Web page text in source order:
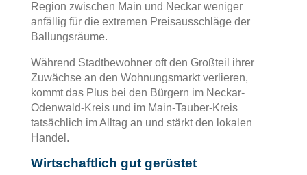
Region zwischen Main und Neckar weniger
anfällig für die extremen Preisausschläge der
Ballungsräume.
Während Stadtbewohner oft den Großteil ihrer
Zuwächse an den Wohnungsmarkt verlieren,
kommt das Plus bei den Bürgern im Neckar-
Odenwald-Kreis und im Main-Tauber-Kreis
tatsächlich im Alltag an und stärkt den lokalen
Handel.
Wirtschaftlich gut gerüstet